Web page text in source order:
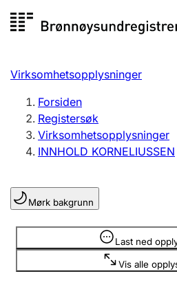
til
Registersøk
Aksjeselskap
Enkeltpersonforetak
Registrere, endre, slette
Lag og forening
Registrere, endre, slette
Virksomhetsopplysninger
Forsiden
Registersøk
Virksomhetsopplysninger
INNHOLD KORNELIUSSEN
Mørk bakgrunn
Last ned
Vis alle
Opplysninger er skjult